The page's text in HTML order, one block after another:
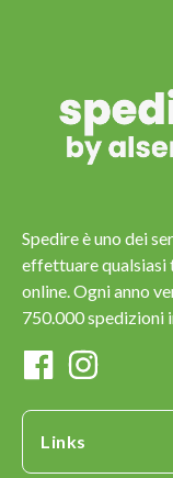
Spedire è uno dei
effettuare qualsiasi
online. Ogni anno
750.000 spedizioni
Links